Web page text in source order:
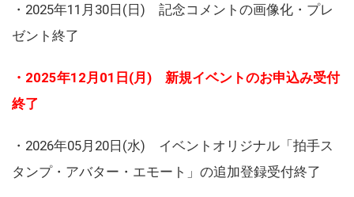
・2025年11月30日(日) 記念コメントの画像化・プレ
ゼント終了
・2025年12月01日(月) 新規イベントのお申込み受付
終了
・2026年05月20日(水) イベントオリジナル「拍手ス
タンプ・アバター・エモート」の追加登録受付終了